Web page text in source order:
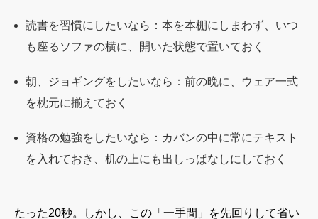
読書を習慣にしたいなら：本を本棚にしまわず、いつ
も座るソファの横に、開いた状態で置いておく
朝、ジョギングをしたいなら：前の晩に、ウェア一式
を枕元に揃えておく
資格の勉強をしたいなら：カバンの中に常にテキスト
を入れておき、机の上にも出しっぱなしにしておく
たった20秒。しかし、この「一手間」を先回りして省い